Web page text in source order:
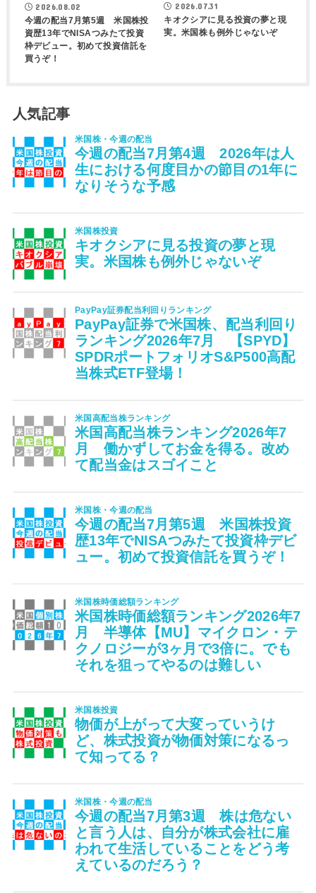
2026.08.02
今週の配当7月第5週 米国株投
資歴13年でNISAつみたて投資
枠デビュー。初めて投資信託を
買うぞ！
2026.07.31
キオクシアに見る投資の夢と現
実。米国株も例外じゃないぞ
人気記事